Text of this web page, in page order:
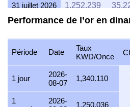
31 juillet 2026 1,252.239
30 juillet 2026 1,270.471
29 juillet 2026 1,257.858
1,252.298
27 juillet 2026 1,265.306
26 juillet 2026 1,252.696
Performance de l’or en
Période Date
Taux
KWD/Once
1 jour
2026-
08-07
1,340.110
1
2026-
1,250.036